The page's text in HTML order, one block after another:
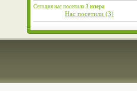
Сегодня нас посетило 3 юзера
Нас посетили (3)